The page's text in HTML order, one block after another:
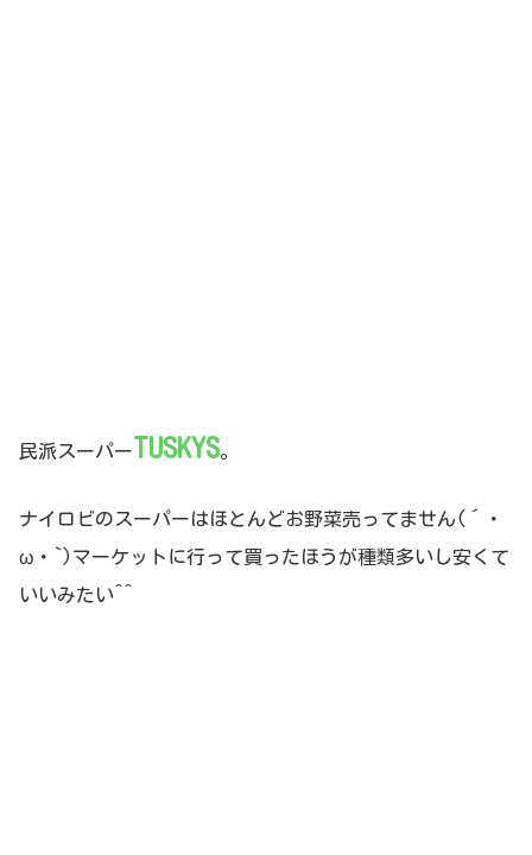
民派スーパーTUSKYS。
ナイロビのスーパーはほとんどお野菜売ってません(´・
ω・`)マーケットに行って買ったほうが種類多いし安くて
いいみたい^^